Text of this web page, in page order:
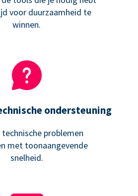
voor duurzaamheid te
winnen.
ondersteuning
technische problemen
met toonaangevende
snelheid.